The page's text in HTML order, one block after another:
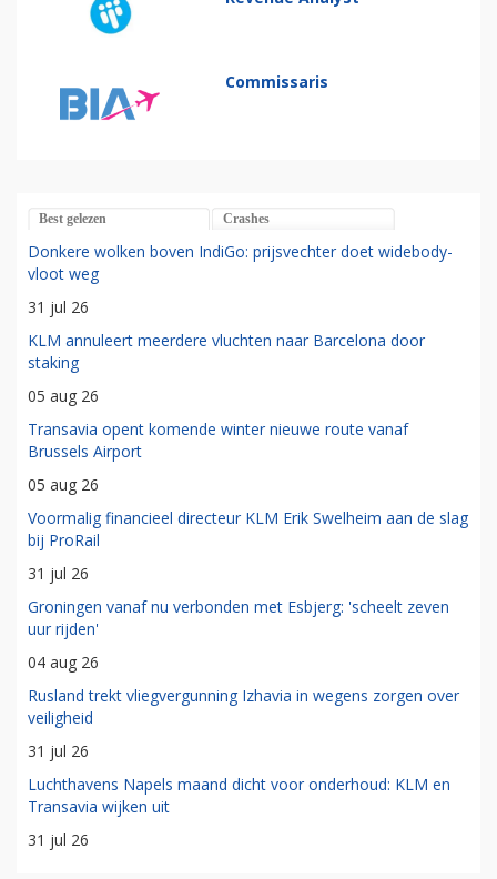
Commissaris
Best gelezen Crashes
Donkere wolken boven IndiGo: prijsvechter doet widebody-
vloot weg
31 jul 26
KLM annuleert meerdere vluchten naar Barcelona door
staking
05 aug 26
Transavia opent komende winter nieuwe route vanaf
Brussels Airport
05 aug 26
Voormalig financieel directeur KLM Erik Swelheim aan de slag
bij ProRail
31 jul 26
Groningen vanaf nu verbonden met Esbjerg: 'scheelt zeven
uur rijden'
04 aug 26
Rusland trekt vliegvergunning Izhavia in wegens zorgen over
veiligheid
31 jul 26
Luchthavens Napels maand dicht voor onderhoud: KLM en
Transavia wijken uit
31 jul 26